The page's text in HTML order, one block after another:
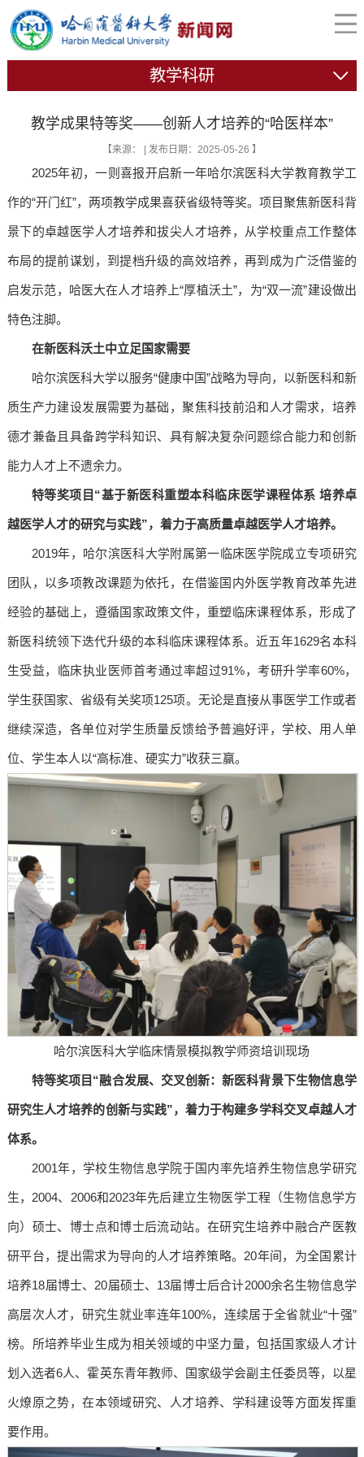
教学科研
教学成果特等奖——创新人才培养的“哈医样本”
【来源： | 发布日期：2025-05-26 】
2025年初，一则喜报开启新一年哈尔滨医科大学教育教学工
作的“开门红”，两项教学成果喜获省级特等奖。项目聚焦新医科背
景下的卓越医学人才培养和拔尖人才培养，从学校重点工作整体
布局的提前谋划，到提档升级的高效培养，再到成为广泛借鉴的
启发示范，哈医大在人才培养上“厚植沃土”，为“双一流”建设做出
特色注脚。
在新医科沃土中立足国家需要
哈尔滨医科大学以服务“健康中国”战略为导向，以新医科和新
质生产力建设发展需要为基础，聚焦科技前沿和人才需求，培养
德才兼备且具备跨学科知识、具有解决复杂问题综合能力和创新
能力人才上不遗余力。
特等奖项目“基于新医科重塑本科临床医学课程体系 培养卓
越医学人才的研究与实践”，着力于高质量卓越医学人才培养。
2019年，哈尔滨医科大学附属第一临床医学院成立专项研究
团队，以多项教改课题为依托，在借鉴国内外医学教育改革先进
经验的基础上，遵循国家政策文件，重塑临床课程体系，形成了
新医科统领下迭代升级的本科临床课程体系。近五年1629名本科
生受益，临床执业医师首考通过率超过91%，考研升学率60%，
学生获国家、省级有关奖项125项。无论是直接从事医学工作或者
继续深造，各单位对学生质量反馈给予普遍好评，学校、用人单
位、学生本人以“高标准、硬实力”收获三赢。
哈尔滨医科大学临床情景模拟教学师资培训现场
特等奖项目“融合发展、交叉创新：新医科背景下生物信息学
研究生人才培养的创新与实践”，着力于构建多学科交叉卓越人才
体系。
2001年，学校生物信息学院于国内率先培养生物信息学研究
生，2004、2006和2023年先后建立生物医学工程（生物信息学方
向）硕士、博士点和博士后流动站。在研究生培养中融合产医教
研平台，提出需求为导向的人才培养策略。20年间，为全国累计
培养18届博士、20届硕士、13届博士后合计2000余名生物信息学
高层次人才，研究生就业率连年100%，连续居于全省就业“十强”
榜。所培养毕业生成为相关领域的中坚力量，包括国家级人才计
划入选者6人、霍英东青年教师、国家级学会副主任委员等，以星
火燎原之势，在本领域研究、人才培养、学科建设等方面发挥重
要作用。